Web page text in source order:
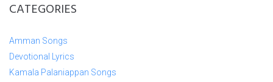
CATEGORIES
Amman Songs
Devotional Lyrics
Kamala Palaniappan Songs